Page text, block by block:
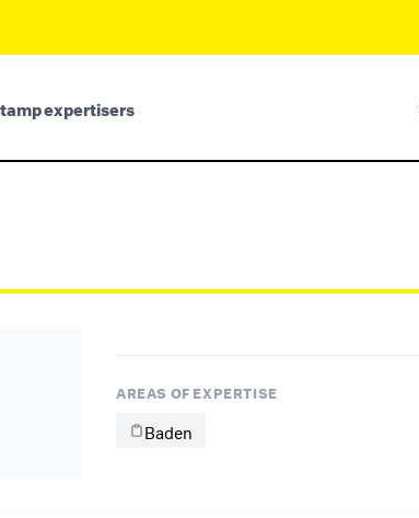
expertisers
AREAS OF EXPERTISE
Baden